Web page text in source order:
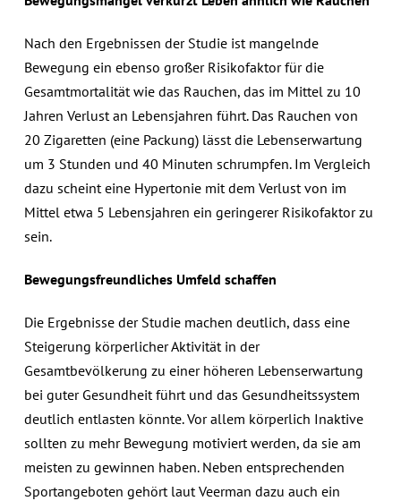
Nach den Ergebnissen der Studie ist mangelnde
Bewegung ein ebenso großer Risikofaktor für die
Gesamtmortalität wie das Rauchen, das im Mittel zu 10
Jahren Verlust an Lebensjahren führt. Das Rauchen von
20 Zigaretten (eine Packung) lässt die Lebenserwartung
um 3 Stunden und 40 Minuten schrumpfen. Im Vergleich
dazu scheint eine Hypertonie mit dem Verlust von im
Mittel etwa 5 Lebensjahren ein geringerer Risikofaktor zu
sein.
Bewegungsfreundliches Umfeld schaffen
Die Ergebnisse der Studie machen deutlich, dass eine
Steigerung körperlicher Aktivität in der
Gesamtbevölkerung zu einer höheren Lebenserwartung
bei guter Gesundheit führt und das Gesundheitssystem
deutlich entlasten könnte. Vor allem körperlich Inaktive
sollten zu mehr Bewegung motiviert werden, da sie am
meisten zu gewinnen haben. Neben entsprechenden
Sportangeboten gehört laut Veerman dazu auch ein